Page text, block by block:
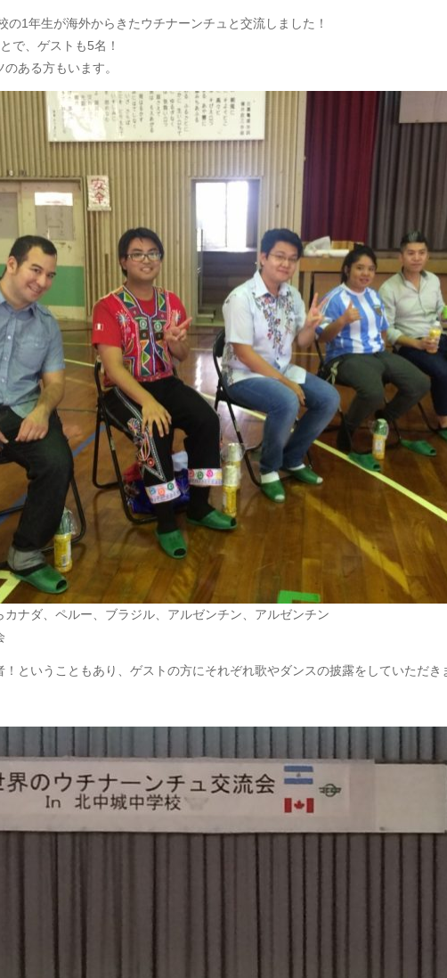
の1年生が海外からきたウチナーンチュと交流しました！
で、ゲストも5名！
ある方もいます。
カナダ、ペルー、ブラジル、アルゼンチン、アルゼンチン
ということもあり、ゲストの方にそれぞれ歌やダンスの披露をしていただき